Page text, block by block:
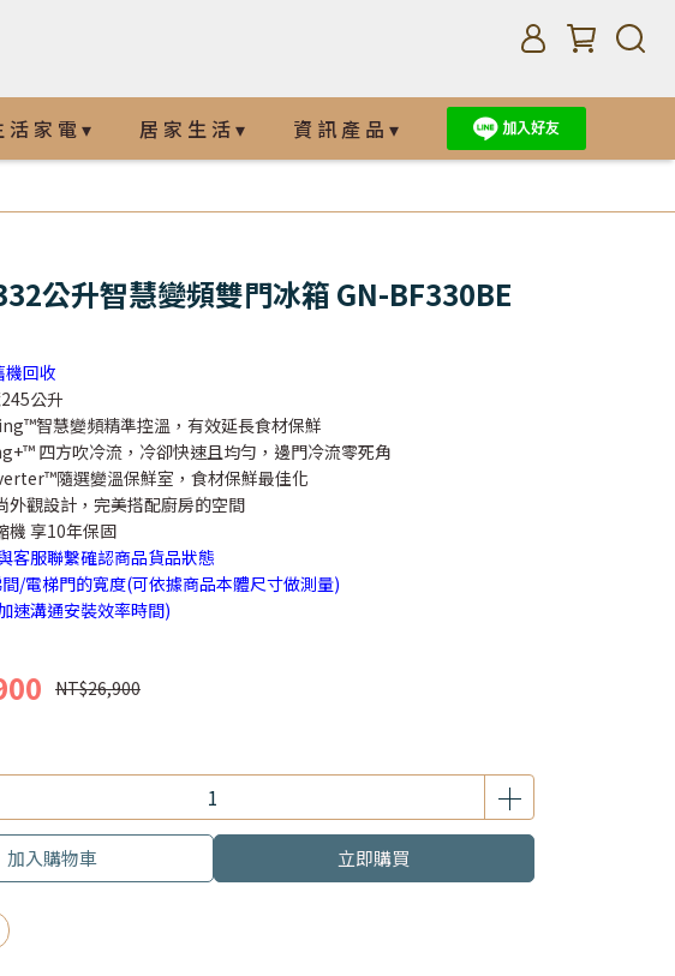
活 家 電 ▾ 居 家 生 活 ▾ 資 訊 產 品 ▾
公升智慧變頻雙門冰箱 GN-BF330BE
機回收
公升
智慧變頻精準控溫，有效延長食材保鮮
四方吹冷流，冷卻快速且均勻，邊門冷流零死角
隨選變溫保鮮室，食材保鮮最佳化
外觀設計，完美搭配廚房的空間
機 享10年保固
客服聯繫確認商品貨品狀態
/電梯門的寬度(可依據商品本體尺寸做測量)
速溝通安裝效率時間)
NT$26,900
加入購物車 立即購買